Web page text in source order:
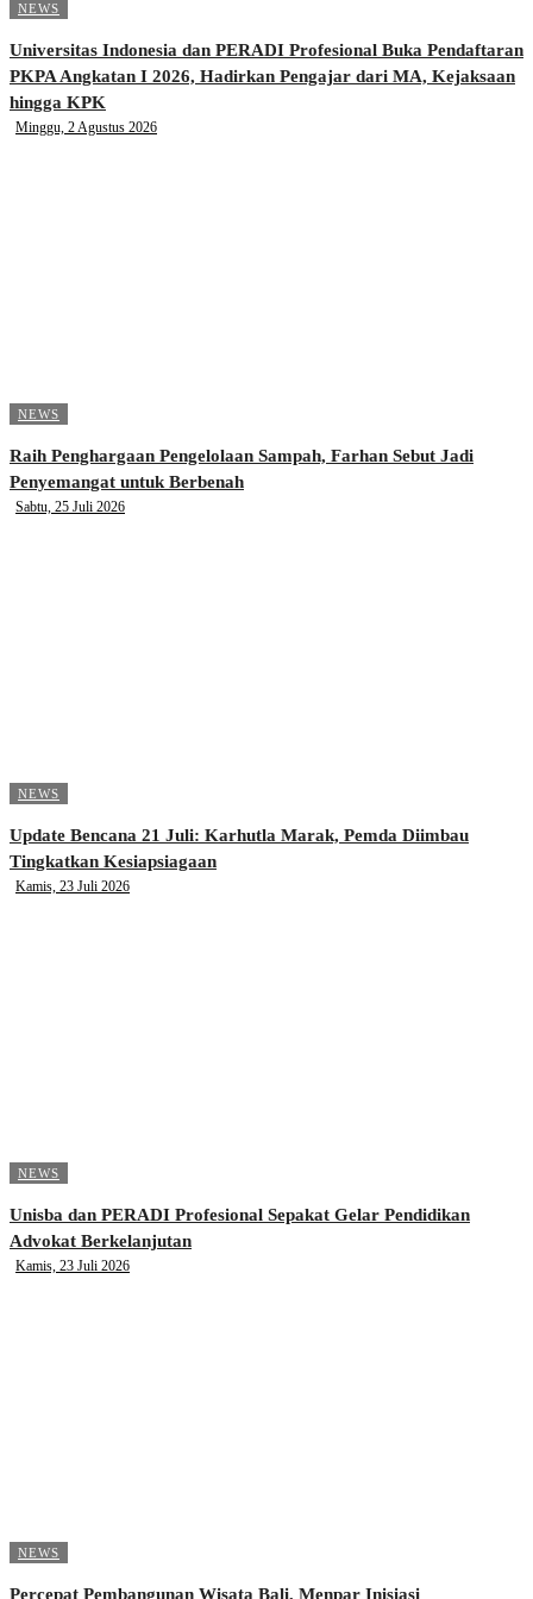
NEWS
Universitas Indonesia dan PERADI Profesional Buka Pendaftaran
PKPA Angkatan I 2026, Hadirkan Pengajar dari MA, Kejaksaan
hingga KPK
Minggu, 2 Agustus 2026
NEWS
Raih Penghargaan Pengelolaan Sampah, Farhan Sebut Jadi
Penyemangat untuk Berbenah
Sabtu, 25 Juli 2026
NEWS
Update Bencana 21 Juli: Karhutla Marak, Pemda Diimbau
Tingkatkan Kesiapsiagaan
Kamis, 23 Juli 2026
NEWS
Unisba dan PERADI Profesional Sepakat Gelar Pendidikan
Advokat Berkelanjutan
Kamis, 23 Juli 2026
NEWS
Percepat Pembangunan Wisata Bali, Menpar Inisiasi